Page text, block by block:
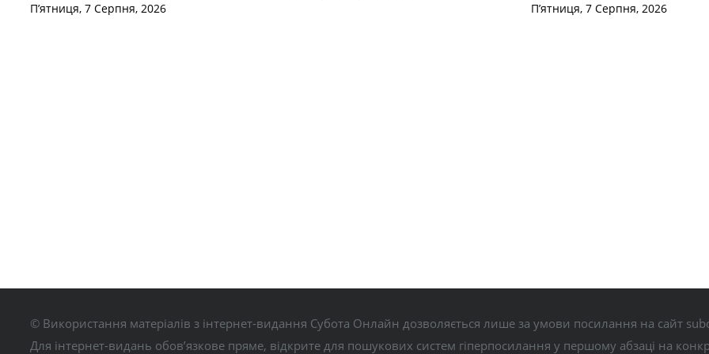
П’ятниця, 7 Серпня, 2026 П’ятниця, 7 Серпня, 2026
© Використання матеріалів з інтернет-видання Субота Онлайн дозволяється лише за умови посилання на сайт
Для інтернет-видань обов’язкове пряме, відкрите для пошукових систем гіперпосилання у першому абзаці на